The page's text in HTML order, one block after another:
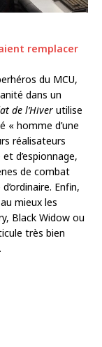
remplacer
du MCU,
dans un
de l’Hiver utilise
« homme d’une
réalisateurs
d’espionnage,
de combat
Enfin,
mieux les
Black Widow ou
très bien
.